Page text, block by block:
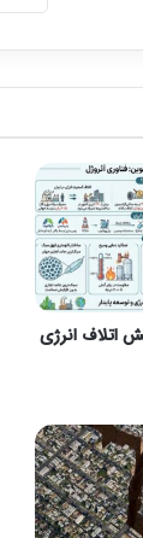
اتلاف انرژی